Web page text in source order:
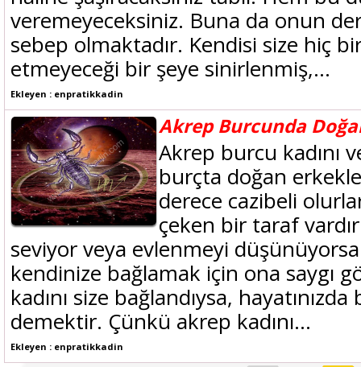
veremeyeceksiniz. Buna da onun
sebep olmaktadır. Kendisi size hiç
etmeyeceği bir şeye sinirlenmiş,...
Ekleyen : enpratikkadin
Akrep Burcunda
Akrep burcu kadını
burçta doğan
derece cazibeli
çeken bir taraf
seviyor veya evlenmeyi
kendinize bağlamak için ona saygı
kadını size bağlandıysa,
demektir. Çünkü akrep kadını...
Ekleyen : enpratikkadin